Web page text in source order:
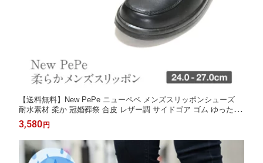
【送料無料】New PePe ニューペペ メンズスリッポンシューズ
耐水素材 柔か 冠婚葬祭 合皮 レザー調 サイドゴア ゴム ゆったり
幅広 軽量 軽い 24〜27cm EEE 3E ブラック ウォーキングシュー
ズ 父の日 プレゼント 外反母趾 紐なし アークシューズ ms-60103
3,580 円